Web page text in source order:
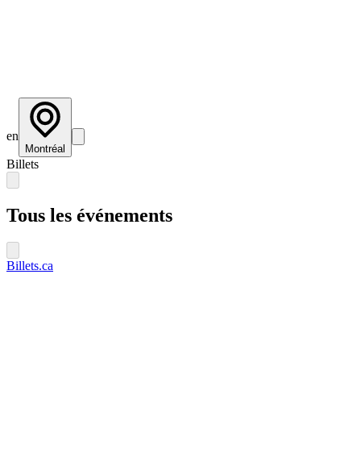
en
Montréal
Billets
Tous les événements
Billets.ca